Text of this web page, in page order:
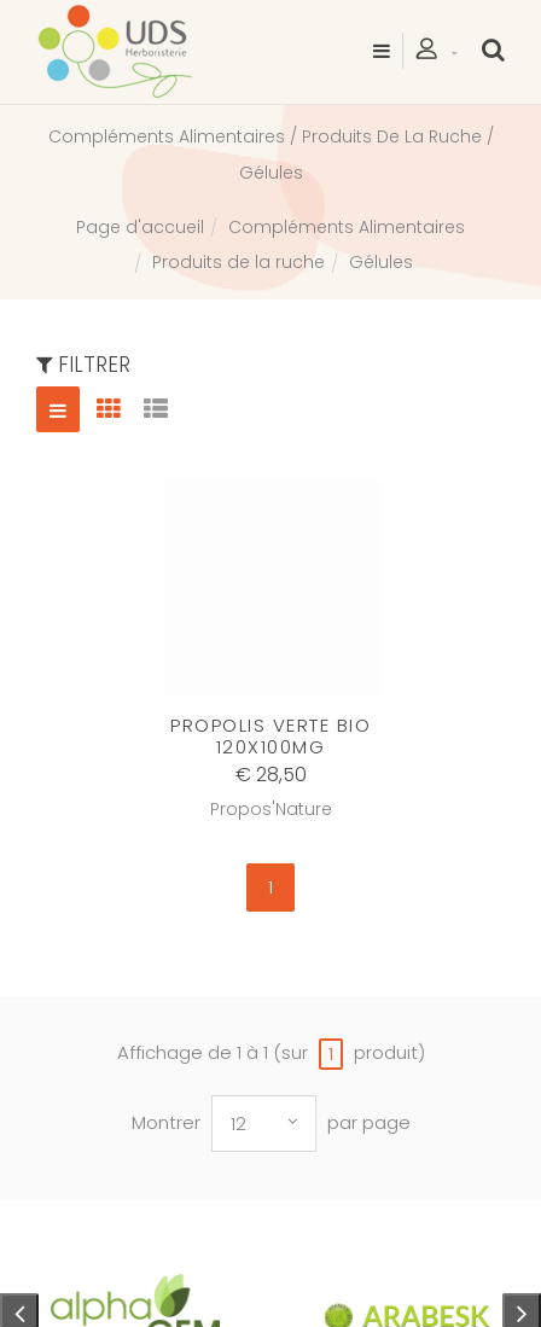
Compléments Alimentaires / Produits De La Ruche /
Gélules
Page d'accueil
Compléments Alimentaires
Produits de la ruche
Gélules
FILTRER
PROPOLIS VERTE BIO
120X100MG
€ 28,50
Propos'Nature
1
Affichage de 1 à 1 (sur 1 produit)
Montrer 12 par page